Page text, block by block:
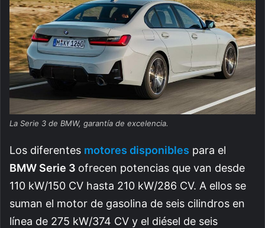
La Serie 3 de BMW, garantía de excelencia.
Los diferentes motores disponibles para el
BMW Serie 3 ofrecen potencias que van desde
110 kW/150 CV hasta 210 kW/286 CV. A ellos se
suman el motor de gasolina de seis cilindros en
línea de 275 kW/374 CV y el diésel de seis